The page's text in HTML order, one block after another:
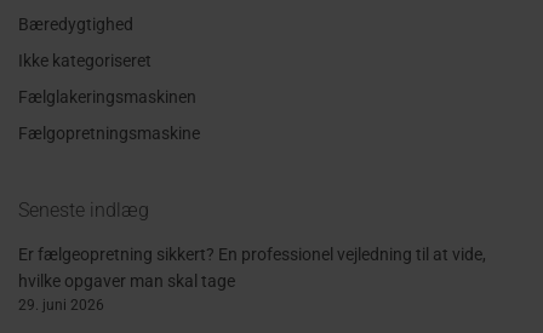
Bæredygtighed
Ikke kategoriseret
Fælglakeringsmaskinen
Fælgopretningsmaskine
Seneste indlæg
Er fælgeopretning sikkert? En professionel vejledning til at vide,
hvilke opgaver man skal tage
29. juni 2026